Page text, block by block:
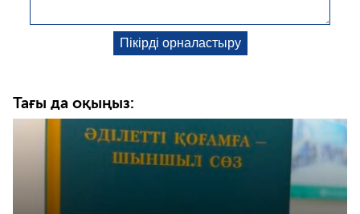
Тағы да оқыңыз: